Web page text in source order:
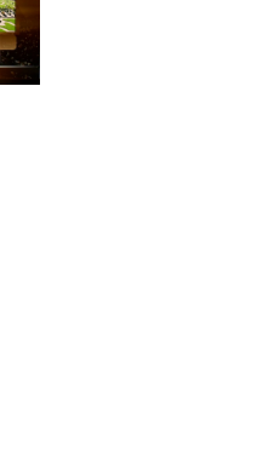
ZOO
Z Paríža do Versailles